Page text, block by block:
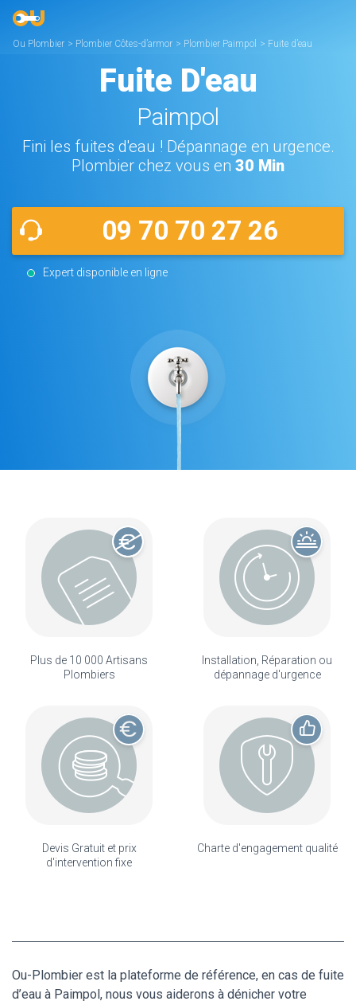
Ou Plombier > Plombier Côtes-d’armor > Plombier Paimpol > Fuite d’eau
Fuite D'eau
Paimpol
Fini les fuites d'eau ! Dépannage en urgence.
Plombier chez vous en 30 Min
09 70 70 27 26
Expert disponible en ligne
Plus de 10 000 Artisans
Plombiers
Installation, Réparation ou
dépannage d'urgence
Devis Gratuit et prix
d'intervention fixe
Charte d'engagement qualité
Ou-Plombier est la plateforme de référence, en cas de fuite
d’eau à Paimpol, nous vous aiderons à dénicher votre